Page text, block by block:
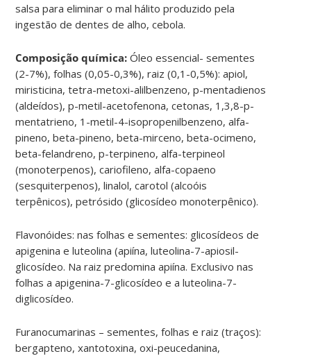
salsa para eliminar o mal hálito produzido pela
ingestão de dentes de alho, cebola.
Composição química:Óleo essencial- sementes
(2-7%), folhas (0,05-0,3%), raiz (0,1-0,5%): apiol,
miristicina, tetra-metoxi-alilbenzeno, p-mentadienos
(aldeídos), p-metil-acetofenona, cetonas, 1,3,8-p-
mentatrieno, 1-metil-4-isopropenilbenzeno, alfa-
pineno, beta-pineno, beta-mirceno, beta-ocimeno,
beta-felandreno, p-terpineno, alfa-terpineol
(monoterpenos), cariofileno, alfa-copaeno
(sesquiterpenos), linalol, carotol (alcoóis
terpênicos), petrósido (glicosídeo monoterpênico).
Flavonóides: nas folhas e sementes: glicosídeos de
apigenina e luteolina (apiína, luteolina-7-apiosil-
glicosídeo. Na raiz predomina apiína. Exclusivo nas
folhas a apigenina-7-glicosídeo e a luteolina-7-
diglicosídeo.
Furanocumarinas – sementes, folhas e raiz (traços):
bergapteno, xantotoxina, oxi-peucedanina,